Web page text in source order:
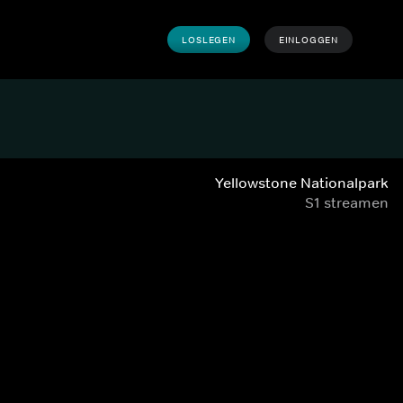
LOSLEGEN EINLOGGEN
Yellowstone Nationalpark
S1 streamen